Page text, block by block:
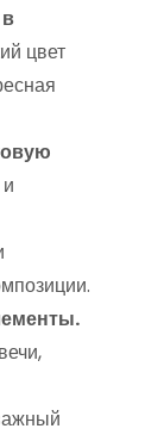
цвет